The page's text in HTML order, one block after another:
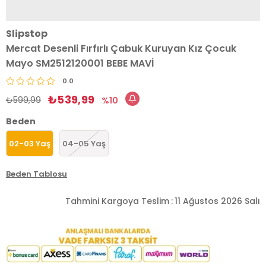
Slipstop
Mercat Desenli Fırfırlı Çabuk Kuruyan Kız Çocuk
Mayo SM2512120001 BEBE MAVİ
0.0
₺599,99 ₺539,99
10
Beden
02-03 Yaş 04-05 Yaş
Beden Tablosu
Tahmini Kargoya Teslim :11 Ağustos 2026 Salı